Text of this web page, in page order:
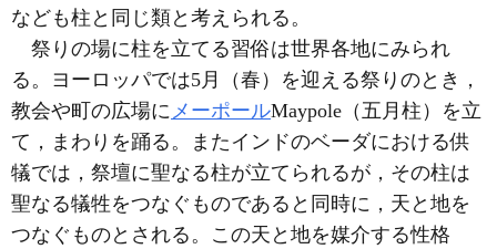
なども柱と同じ類と考えられる。
祭りの場に柱を立てる習俗は世界各地にみられ
る。ヨーロッパでは5月（春）を迎える祭りのとき，
教会や町の広場にメーポールMaypole（五月柱）を立
て，まわりを踊る。またインドのベーダにおける供
犠では，祭壇に聖なる柱が立てられるが，その柱は
聖なる犠牲をつなぐものであると同時に，天と地を
つなぐものとされる。この天と地を媒介する性格